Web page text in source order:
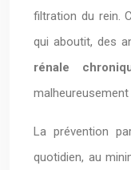
filtration du rein.
qui aboutit, des
rénale
La prévention
quotidien, au